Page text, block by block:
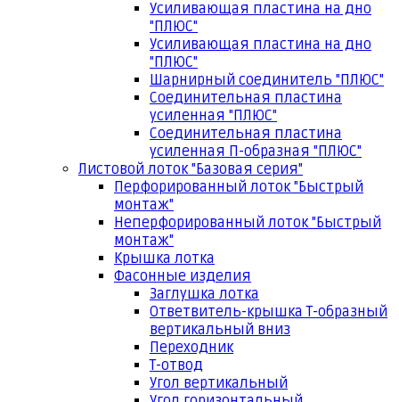
Усиливающая пластина на дно
"ПЛЮС"
Усиливающая пластина на дно
"ПЛЮС"
Шарнирный соединитель "ПЛЮС"
Соединительная пластина
усиленная "ПЛЮС"
Соединительная пластина
усиленная П-образная "ПЛЮС"
Листовой лоток "Базовая серия"
Перфорированный лоток "Быстрый
монтаж"
Неперфорированный лоток "Быстрый
монтаж"
Крышка лотка
Фасонные изделия
Заглушка лотка
Ответвитель-крышка Т-образный
вертикальный вниз
Переходник
Т-отвод
Угол вертикальный